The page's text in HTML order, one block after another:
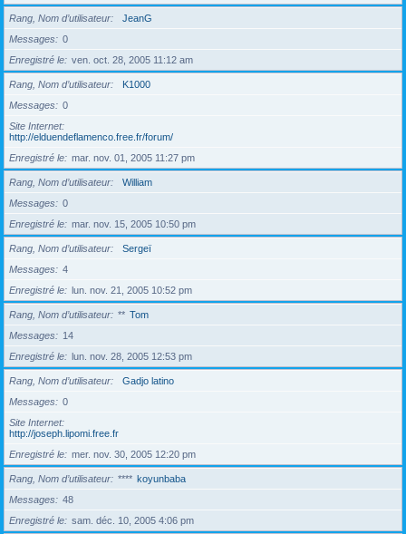
Rang, Nom d’utilisateur
JeanG
Messages
0
Enregistré le
ven. oct. 28, 2005 11:12 am
Rang, Nom d’utilisateur
K1000
Messages
0
Site Internet
http://elduendeflamenco.free.fr/forum/
Enregistré le
mar. nov. 01, 2005 11:27 pm
Rang, Nom d’utilisateur
William
Messages
0
Enregistré le
mar. nov. 15, 2005 10:50 pm
Rang, Nom d’utilisateur
Sergeï
Messages
4
Enregistré le
lun. nov. 21, 2005 10:52 pm
Rang, Nom d’utilisateur ** Tom
Messages
14
Enregistré le
lun. nov. 28, 2005 12:53 pm
Rang, Nom d’utilisateur
Gadjo latino
Messages
0
Site Internet
http://joseph.lipomi.free.fr
Enregistré le
mer. nov. 30, 2005 12:20 pm
Rang, Nom d’utilisateur **** koyunbaba
Messages
48
Enregistré le
sam. déc. 10, 2005 4:06 pm